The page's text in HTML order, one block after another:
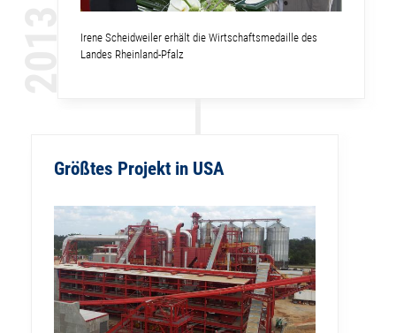
Irene Scheidweiler erhält die Wirtschaftsmedaille des
Landes Rheinland-Pfalz
Größtes Projekt in USA